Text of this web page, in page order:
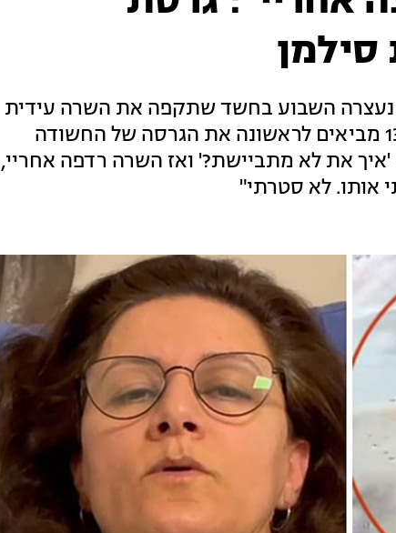
נעצרה השבוע בחשד שתקפה את השרה עידית
סילמן וכתב אישום הוגש נגדה, חדשות 13 מביאים לראשונה את הגרסה של החשודה
'איך את לא מתביישת?' ואז השרה רדפה אחריי,
אותו. לא סטרתי"